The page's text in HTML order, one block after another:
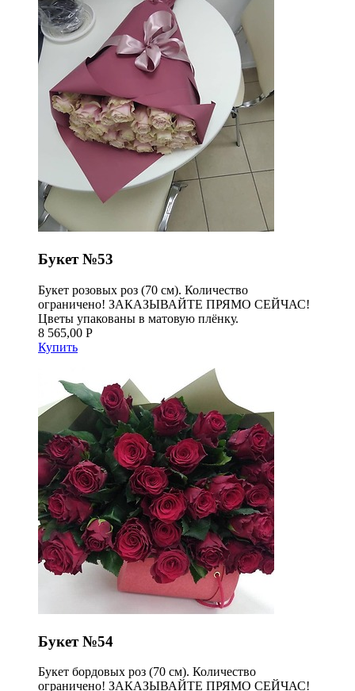
Букет №53
Букет розовых роз (70 см). Количество
ограничено! ЗАКАЗЫВАЙТЕ ПРЯМО СЕЙЧАС!
Цветы упакованы в матовую плёнку.
8 565,00 Р
Купить
Букет №54
Букет бордовых роз (70 см). Количество
ограничено! ЗАКАЗЫВАЙТЕ ПРЯМО СЕЙЧАС!